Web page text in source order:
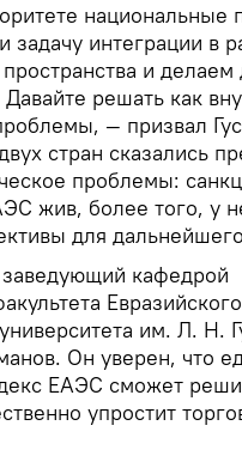
национальные
задачу интеграции в
и делаем
решать как
— призвал
стран сказались
проблемы:
жив, более того, у
для
кафедрой
Евразийского
им. Л. Н.
Он уверен, что
ЕАЭС сможет
упростит